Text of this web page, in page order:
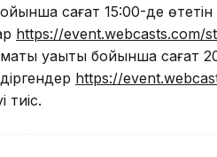
сағат 15:00-де
https://event.webcasts.com/
уақыты бойынша сағат
https://
тиіс.